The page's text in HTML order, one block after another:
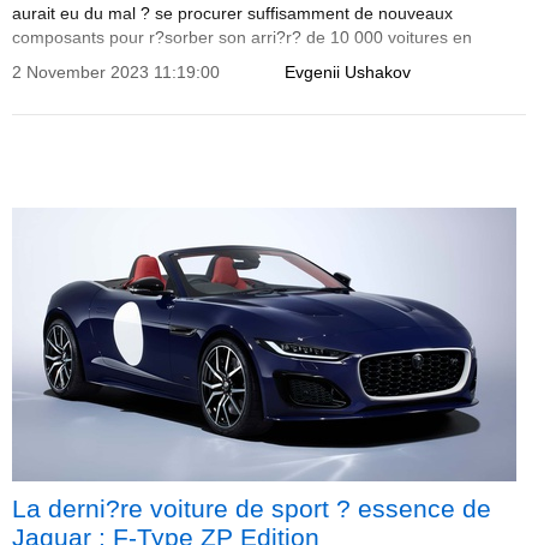
aurait eu du mal ? se procurer suffisamment de nouveaux
composants pour r?sorber son arri?r? de 10 000 voitures en
d'occasion pour trouver une solution rapide.
Evgenii Ushakov
2 November 2023 11:19:00
La derni?re voiture de sport ? essence de
Jaguar : F-Type ZP Edition